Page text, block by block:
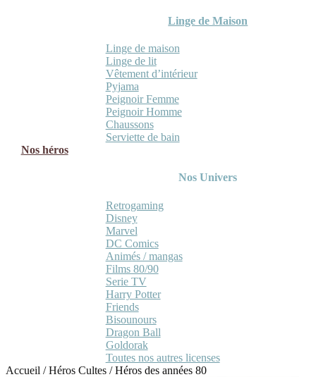
Linge de Maison
Linge de maison
Linge de lit
Vêtement d’intérieur
Pyjama
Peignoir Femme
Peignoir Homme
Chaussons
Serviette de bain
Nos héros
Nos Univers
Retrogaming
Disney
Marvel
DC Comics
Animés / mangas
Films 80/90
Serie TV
Harry Potter
Friends
Bisounours
Dragon Ball
Goldorak
Toutes nos autres licenses
Accueil /Héros Cultes /Héros des années 80